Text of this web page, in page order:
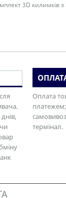
3D килимків з
Оплата
термінал.